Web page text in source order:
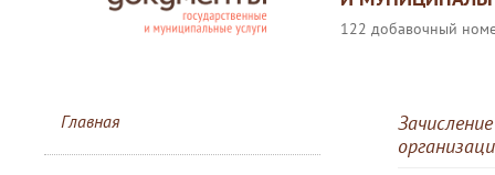
122 добавочный
Главная